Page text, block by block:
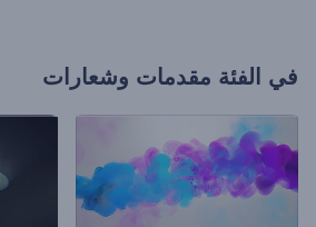
في الفئة مقدمات وشعارات